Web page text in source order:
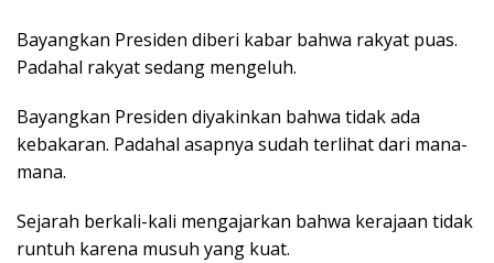
Bayangkan Presiden diberi kabar bahwa rakyat puas.
Padahal rakyat sedang mengeluh.
Bayangkan Presiden diyakinkan bahwa tidak ada
kebakaran. Padahal asapnya sudah terlihat dari mana-
mana.
Sejarah berkali-kali mengajarkan bahwa kerajaan tidak
runtuh karena musuh yang kuat.